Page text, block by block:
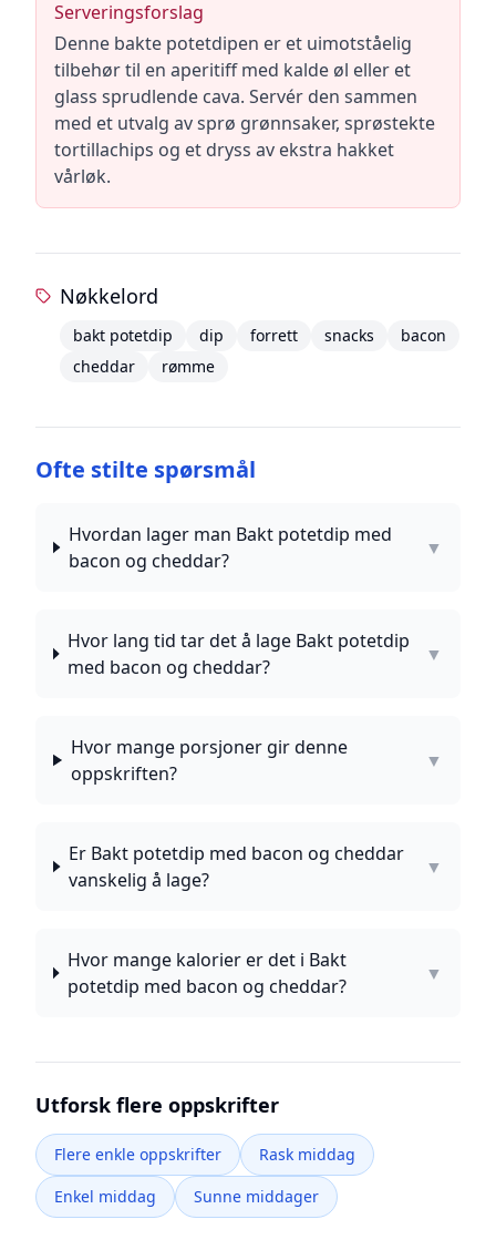
Serveringsforslag
Denne bakte potetdipen er et uimotståelig
tilbehør til en aperitiff med kalde øl eller et
glass sprudlende cava. Servér den sammen
med et utvalg av sprø grønnsaker, sprøstekte
tortillachips og et dryss av ekstra hakket
vårløk.
Nøkkelord
bakt potetdip dip forrett snacks
bacon
cheddar
rømme
Ofte stilte spørsmål
Hvordan lager man Bakt potetdip med
bacon og cheddar?
▼
Hvor lang tid tar det å lage Bakt potetdip
med bacon og cheddar?
▼
Hvor mange porsjoner gir denne
oppskriften?
▼
Er Bakt potetdip med bacon og cheddar
vanskelig å lage?
▼
Hvor mange kalorier er det i Bakt
potetdip med bacon og cheddar?
▼
Utforsk flere oppskrifter
Flere enkle oppskrifter
Rask middag
Enkel middag
Sunne middager